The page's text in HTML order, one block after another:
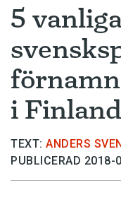
5
i
TEXT: ANDERS
PUBLICERAD 2018-